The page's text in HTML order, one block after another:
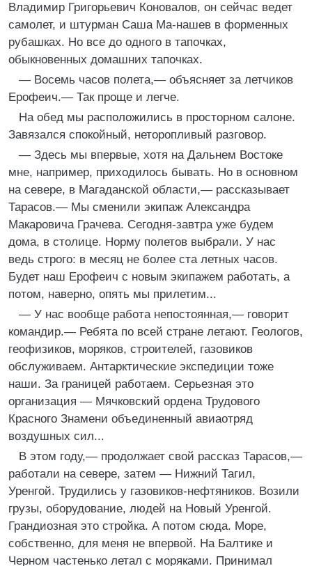
Владимир Григорьевич Коновалов, он сейчас ведет
самолет, и штурман Саша Ма-нашев в форменных
рубашках. Но все до одного в тапочках,
обыкновенных домашних тапочках.
— Восемь часов полета,— объясняет за летчиков
Ерофеич.— Так проще и легче.
На обед мы расположились в просторном салоне.
Завязался спокойный, неторопливый разговор.
— Здесь мы впервые, хотя на Дальнем Востоке
мне, например, приходилось бывать. Но в основном
на севере, в Магаданской области,— рассказывает
Тарасов.— Мы сменили экипаж Александра
Макаровича Грачева. Сегодня-завтра уже будем
дома, в столице. Норму полетов выбрали. У нас
ведь строго: в месяц не более ста летных часов.
Будет наш Ерофеич с новым экипажем работать, а
потом, наверно, опять мы прилетим...
— У нас вообще работа непостоянная,— говорит
командир.— Ребята по всей стране летают. Геологов,
геофизиков, моряков, строителей, газовиков
обслуживаем. Антарктические экспедиции тоже
наши. За границей работаем. Серьезная это
организация — Мячковский ордена Трудового
Красного Знамени объединенный авиаотряд
воздушных сил...
В этом году,— продолжает свой рассказ Тарасов,—
работали на севере, затем — Нижний Тагил,
Уренгой. Трудились у газовиков-нефтяников. Возили
грузы, оборудование, людей на Новый Уренгой.
Грандиозная это стройка. А потом сюда. Море,
собственно, для меня не впервой. На Балтике и
Черном частенько летал с моряками. Принимал